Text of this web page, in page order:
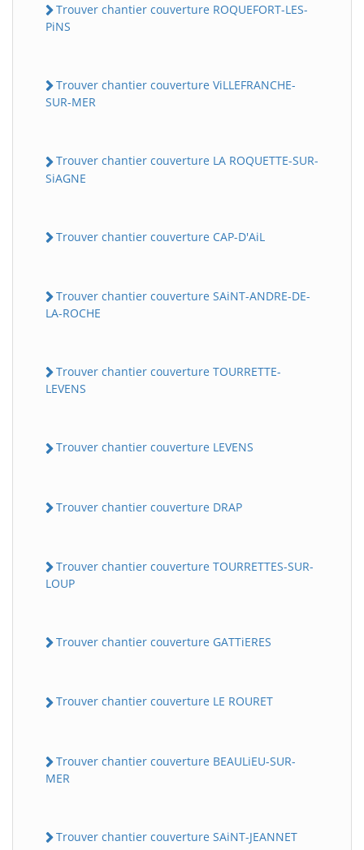
Trouver chantier couverture ROQUEFORT-LES-
PiNS
Trouver chantier couverture ViLLEFRANCHE-
SUR-MER
Trouver chantier couverture LA ROQUETTE-SUR-
SiAGNE
Trouver chantier couverture CAP-D'AiL
Trouver chantier couverture SAiNT-ANDRE-DE-
LA-ROCHE
Trouver chantier couverture TOURRETTE-
LEVENS
Trouver chantier couverture LEVENS
Trouver chantier couverture DRAP
Trouver chantier couverture TOURRETTES-SUR-
LOUP
Trouver chantier couverture GATTiERES
Trouver chantier couverture LE ROURET
Trouver chantier couverture BEAULiEU-SUR-
MER
Trouver chantier couverture SAiNT-JEANNET